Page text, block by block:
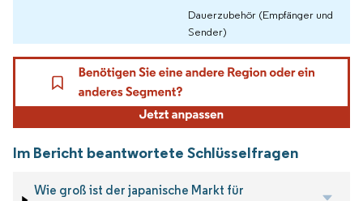
Dauerzubehör (Empfänger und
Sender)
Im Bericht beantwortete Schlüsselfragen
Wie groß ist der japanische Markt für